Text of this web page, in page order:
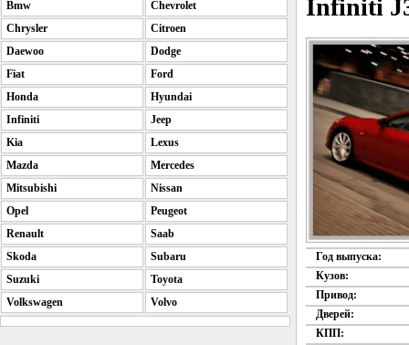
Infiniti
Год выпуска:
Кузов:
Привод:
Дверей:
КПП:
Bmw
Chevrolet
Chrysler
Citroen
Daewoo
Dodge
Fiat
Ford
Honda
Hyundai
Infiniti
Jeep
Kia
Lexus
Mazda
Mercedes
Mitsubishi
Nissan
Opel
Peugeot
Renault
Saab
Skoda
Subaru
Suzuki
Toyota
Volkswagen
Volvo